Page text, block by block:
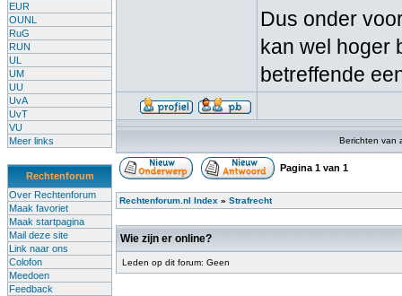
EUR
OUNL
RuG
RUN
UL
UM
UU
UvA
UvT
VU
Meer links
Rechtenforum
Over Rechtenforum
Maak favoriet
Maak startpagina
Mail deze site
Link naar ons
Colofon
Meedoen
Feedback
Dus onder
kan wel hoger
betreffende
Berichten van
Pagina 1 van 1
Rechtenforum.nl Index » Strafrecht
Wie zijn er online?
Leden op dit forum: Geen